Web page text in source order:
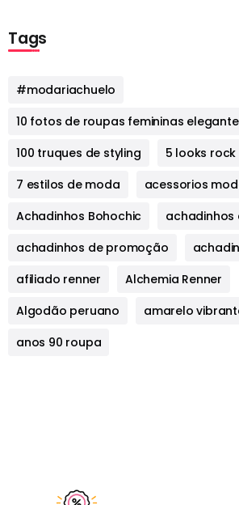
Tags
#modariachuelo
10 fotos de roupas femininas elegante
100 truques de styling
5 looks rock
7 estilos de moda
acessorios
Achadinhos Bohochic
achadinhos
achadinhos de promoção
afiliado renner
Alchemia Renner
Algodão peruano
amarelo
anos 90 roupa